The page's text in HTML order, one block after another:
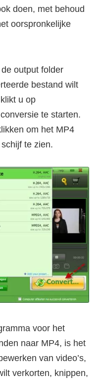
doen, met behoud
oorspronkelijke
output folder
bestand wilt
u op
te starten.
om het MP4
te zien.
voor het
naar MP4, is het
van video’s,
verkorten, knippen,